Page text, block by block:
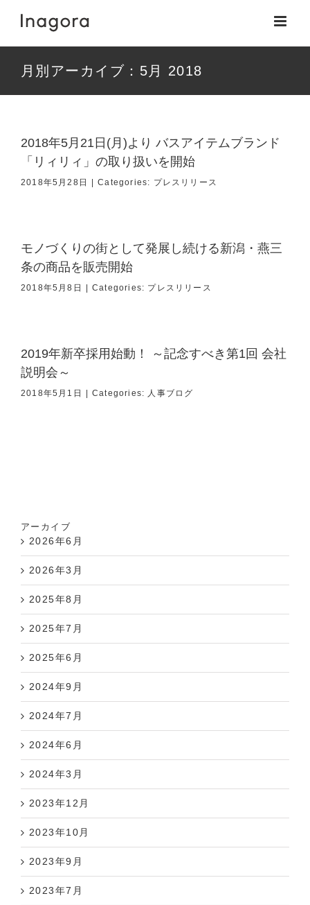
月別アーカイブ： 5月 2018
2018年5月21日(月)より バスアイテムブランド
「リィリィ」の取り扱いを開始
2018年5月28日 Categories: プレスリリース
モノづくりの街として発展し続ける新潟・燕三
条の商品を販売開始
2018年5月8日 Categories: プレスリリース
2019年新卒採用始動！ ～記念すべき第1回 会社
説明会～
2018年5月1日 Categories: 人事ブログ
アーカイブ
2026年6月
2026年3月
2025年8月
2025年7月
2025年6月
2024年9月
2024年7月
2024年6月
2024年3月
2023年12月
2023年10月
2023年9月
2023年7月